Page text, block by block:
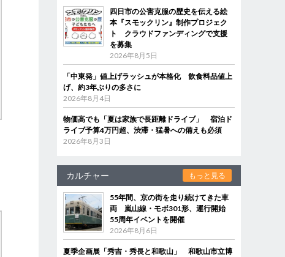
四日市の公害克服の歴史を伝える絵
本『スモックリン』制作プロジェク
ト クラウドファンディングで支援
を募集
2026年8月5日
「中東発」値上げラッシュが本格化 飲食料品値上
げ、約3年ぶりの多さに
2026年8月4日
物価高でも「夏は家族で長距離ドライブ」 宿泊ド
ライブ予算4万円超、渋滞・猛暑への備えも必須
2026年8月3日
カルチャー もっと見る
55年間、京の街を走り続けてきた車
両 嵐山線・モボ301形、運行開始
55周年イベントを開催
2026年8月6日
夏季企画展「秀吉・秀長と和歌山」 和歌山市立博